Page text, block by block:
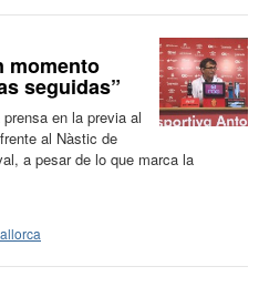
momento
seguidas”
en la previa al
al Nàstic de
a pesar de lo que marca la